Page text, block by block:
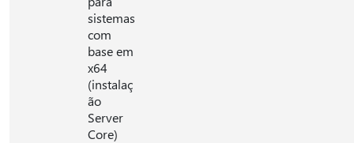
sistemas
com
base em
x64
(instalaç
ão
Server
Core)